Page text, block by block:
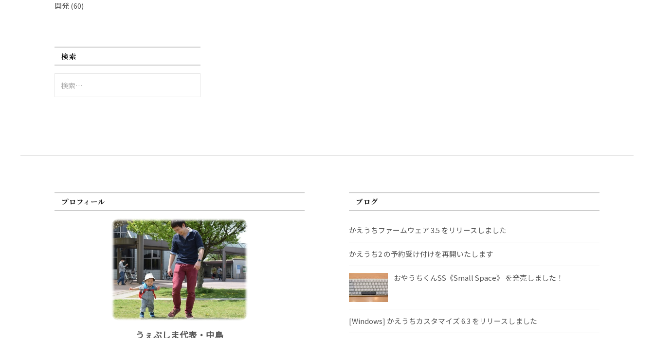
開発(60)
検索
索:
プロフィール
うぇぶしま代表・中島
ブログ
かえうちファームウェア 3.5 をリリースしました
かえうち2 の予約受け付けを再開いたします
おやうちくんSS《Small Space》 を発売しました！
[Windows] かえうちカスタマイズ 6.3 をリリースしました